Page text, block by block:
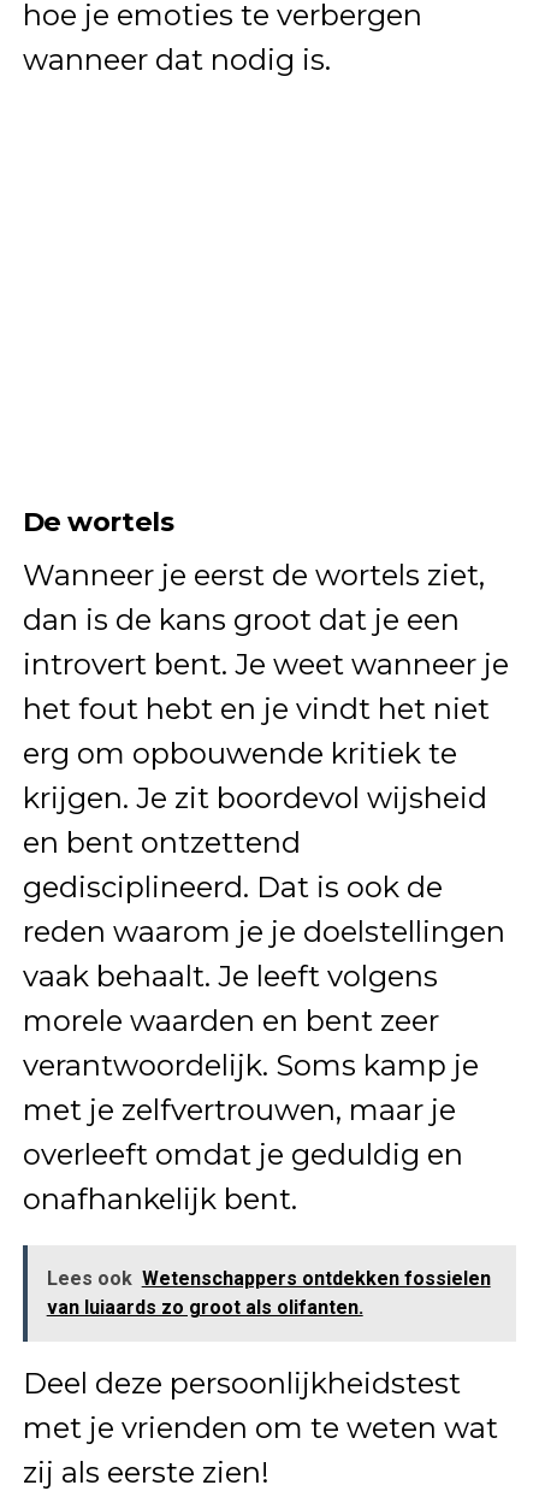
hoe je emoties te verbergen
wanneer dat nodig is.
De wortels
Wanneer je eerst de wortels ziet,
dan is de kans groot dat je een
introvert bent. Je weet wanneer je
het fout hebt en je vindt het niet
erg om opbouwende kritiek te
krijgen. Je zit boordevol wijsheid
en bent ontzettend
gedisciplineerd. Dat is ook de
reden waarom je je doelstellingen
vaak behaalt. Je leeft volgens
morele waarden en bent zeer
verantwoordelijk. Soms kamp je
met je zelfvertrouwen, maar je
overleeft omdat je geduldig en
onafhankelijk bent.
Lees ook Wetenschappers ontdekken fossielen
van luiaards zo groot als olifanten.
Deel deze persoonlijkheidstest
met je vrienden om te weten wat
zij als eerste zien!